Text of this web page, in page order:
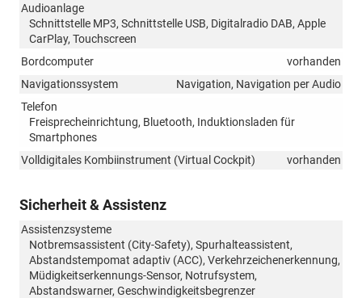
Audioanlage
Schnittstelle MP3, Schnittstelle USB, Digitalradio DAB, Apple
CarPlay, Touchscreen
Bordcomputer
vorhanden
Navigationssystem
Navigation, Navigation per Audio
Telefon
Freisprecheinrichtung, Bluetooth, Induktionsladen für
Smartphones
Volldigitales Kombiinstrument (Virtual Cockpit)
vorhanden
Sicherheit & Assistenz
Assistenzsysteme
Notbremsassistent (City-Safety), Spurhalteassistent,
Abstandstempomat adaptiv (ACC), Verkehrzeichenerkennung,
Müdigkeitserkennungs-Sensor, Notrufsystem,
Abstandswarner, Geschwindigkeitsbegrenzer